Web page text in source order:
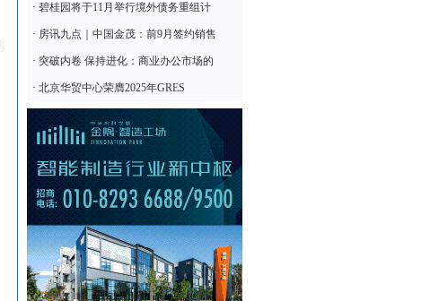
· 碧桂园将于11月举行境外债务重组计
· 房讯九点｜中国金茂：前9月签约销售
· 突破内卷 保持进化：商业办公市场的
· 北京华贸中心荣膺2025年GRES